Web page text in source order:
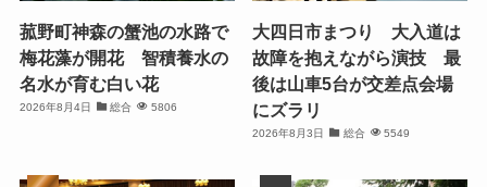
菰野町神森の蟹池の水路で
梅花藻が開花 智積養水の
名水が育む白い花
2026年8月4日 総合 5806
大四日市まつり 大入道は
故障を抱えながら演技 最
後は山車5台が交差点会場
にズラリ
2026年8月3日 総合 5549